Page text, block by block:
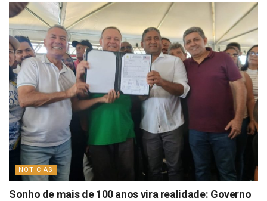
NOTÍCIAS
Sonho de mais de 100 anos vira realidade: Governo